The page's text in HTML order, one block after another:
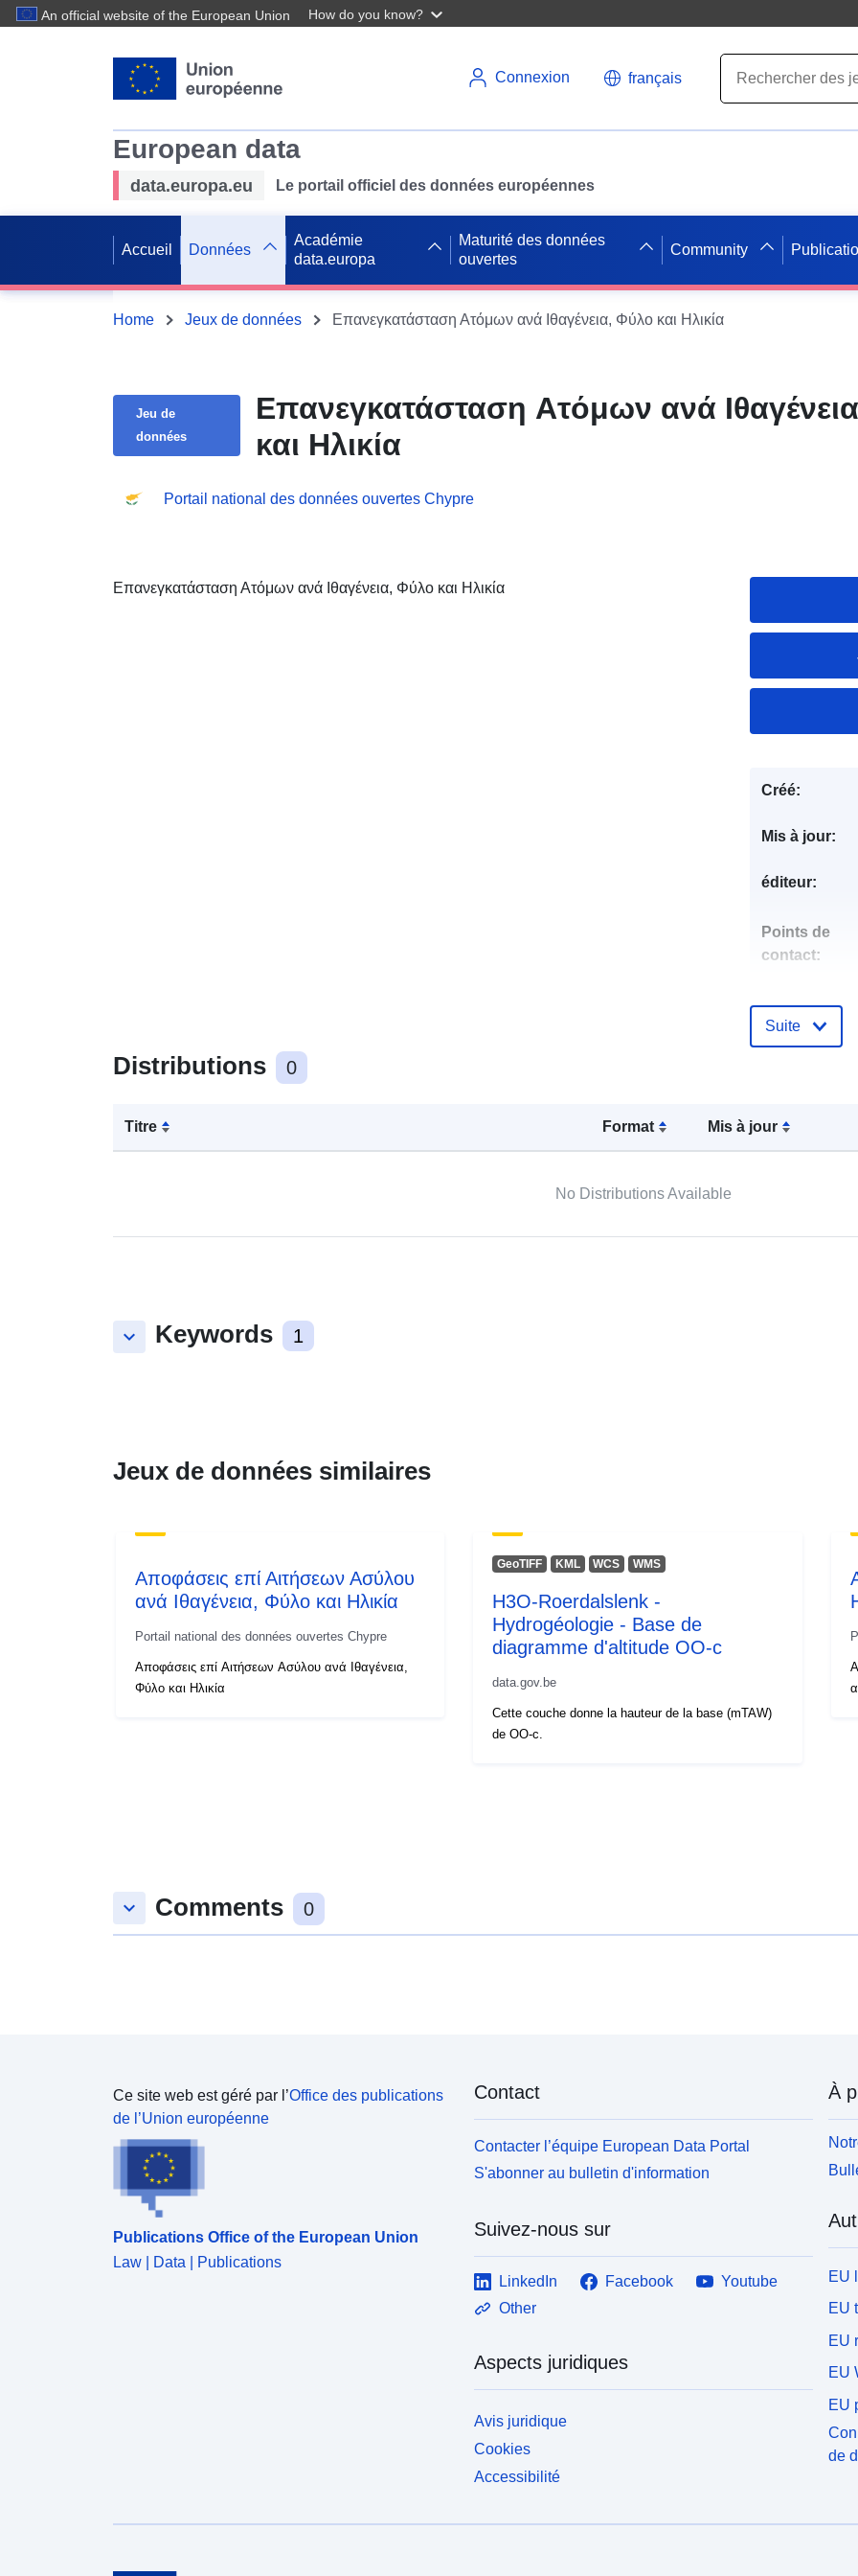
An official website of the European Union How do you know?
Connexion français
European data
data.europa.eu Le portail officiel des données européennes
Accueil Données
Académie
data.europa
Maturité des données
ouvertes
Community
Home Jeux de données Επανεγκατάσταση Ατόμων ανά Ιθαγένεια, Φύλο και Ηλικία
Jeu de
données
Επανεγκατάσταση Ατόμων ανά
και Ηλικία
Portail national des données ouvertes Chypre
Επανεγκατάσταση Ατόμων ανά Ιθαγένεια, Φύλο και Ηλικία
Distributions 0
Titre Format Mis à jour
No Distributions Available
keyboard_arrow_down Keywords 1
Créé:
Mis à jour:
éditeur:
Points de
contact:
Compte
Suite
Jeux de données similaires
Αποφάσεις επί Αιτήσεων Ασύλου
ανά Ιθαγένεια, Φύλο και Ηλικία
Portail national des données ouvertes Chypre
Αποφάσεις επί Αιτήσεων Ασύλου ανά Ιθαγένεια,
Φύλο και Ηλικία
GeoTIFF KML WCS WMS
H3O-Roerdalslenk -
Hydrogéologie - Base de
diagramme d'altitude OO-c
data.gov.be
Cette couche donne la hauteur de la base (mTAW)
de OO-c.
keyboard_arrow_down Comments 0
Ce site web est géré par l’Office des publications
de l’Union européenne
Publications Office of the European Union
Law | Data | Publications
Contact
Contacter l’équipe European Data Portal
S'abonner au bulletin d'information
Suivez-nous sur
LinkedIn Facebook
Youtube
Other
Aspects juridiques
Avis juridique
Cookies
Accessibilité
À
EU
EU
EU
EU
EU
de